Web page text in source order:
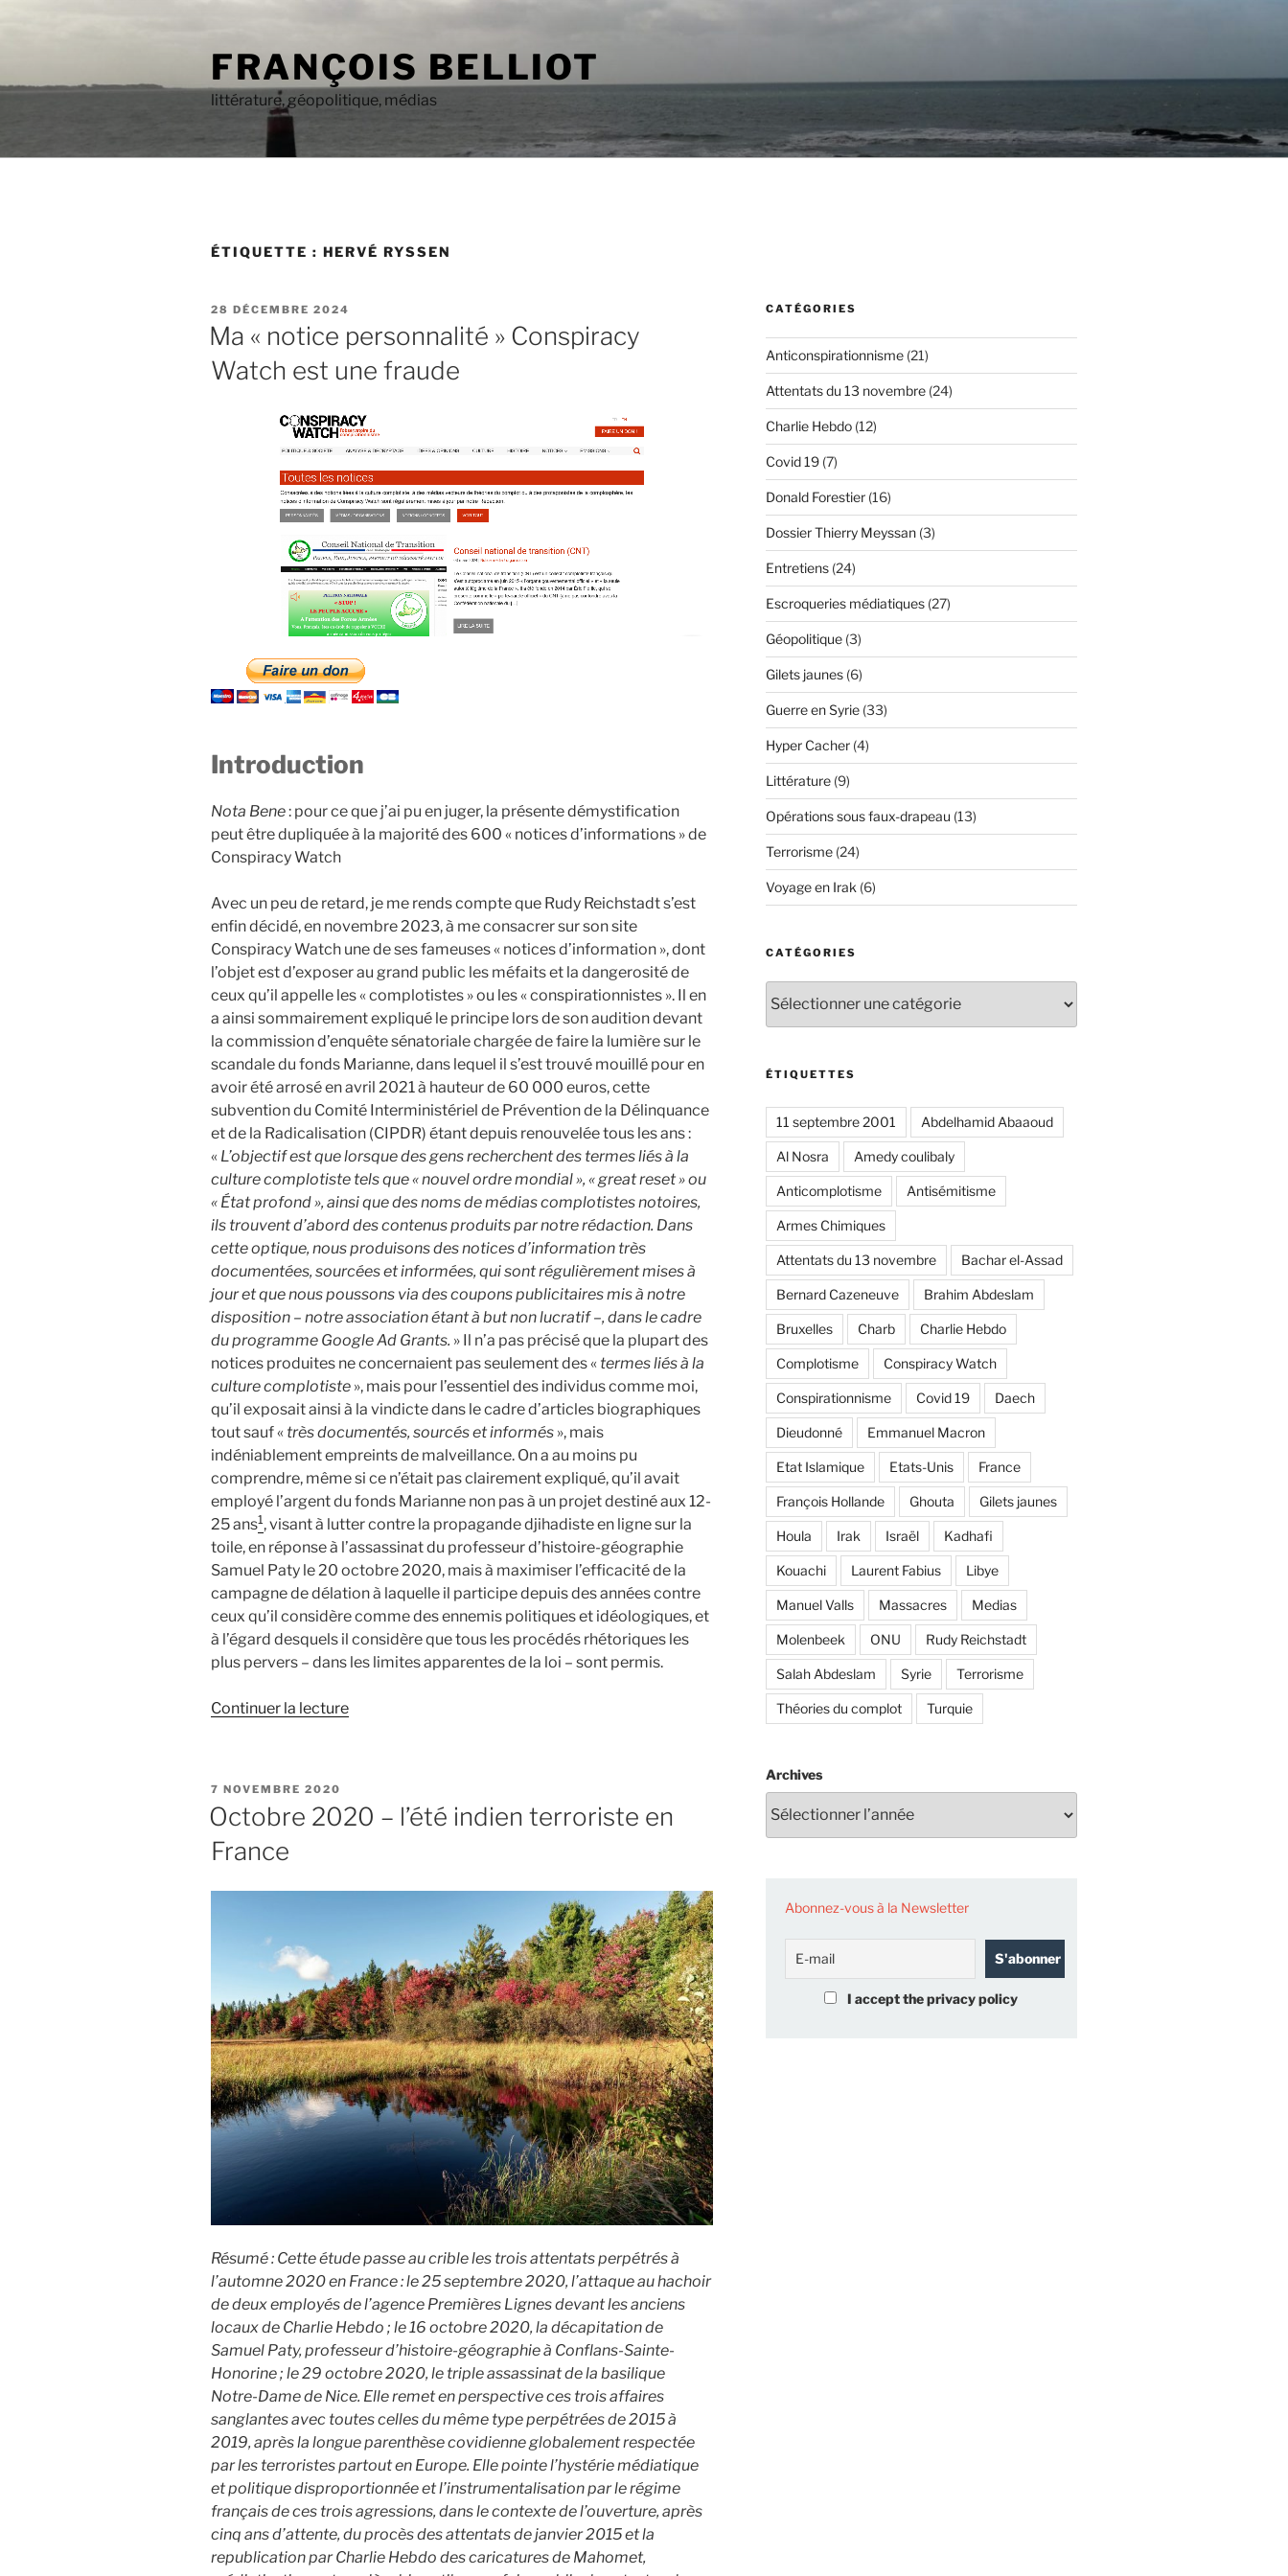
FRANÇOIS BELLIOT
littérature, géopolitique, médias
ÉTIQUETTE : HERVÉ RYSSEN
PUBLIÉ
LE
28 DÉCEMBRE 2024
Ma « notice personnalité » Conspiracy
Watch est une fraude
Introduction
Nota Bene: pour ce que j’ai pu en juger, la présente démystification
peut être dupliquée à la majorité des 600 « notices d’informations » de
Conspiracy Watch
Avec un peu de retard, je me rends compte que Rudy Reichstadt s’est
enfin décidé, en novembre 2023, à me consacrer sur son site
Conspiracy Watch une de ses fameuses « notices d’information », dont
l’objet est d’exposer au grand public les méfaits et la dangerosité de
ceux qu’il appelle les « complotistes » ou les « conspirationnistes ». Il en
a ainsi sommairement expliqué le principe lors de son audition devant
la commission d’enquête sénatoriale chargée de faire la lumière sur le
scandale du fonds Marianne, dans lequel il s’est trouvé mouillé pour en
avoir été arrosé en avril 2021 à hauteur de 60 000 euros, cette
subvention du Comité Interministériel de Prévention de la Délinquance
et de la Radicalisation (CIPDR) étant depuis renouvelée tous les ans :
« L’objectif est que lorsque des gens recherchent des termes liés à la
culture complotiste tels que « nouvel ordre mondial », « great reset » ou
« État profond », ainsi que des noms de médias complotistes notoires,
ils trouvent d’abord des contenus produits par notre rédaction. Dans
cette optique, nous produisons des notices d’information très
documentées, sourcées et informées, qui sont régulièrement mises à
jour et que nous poussons via des coupons publicitaires mis à notre
disposition – notre association étant à but non lucratif –, dans le cadre
du programme Google Ad Grants. » Il n’a pas précisé que la plupart des
notices produites ne concernaient pas seulement des « termes liés à la
culture complotiste », mais pour l’essentiel des individus comme moi,
qu’il exposait ainsi à la vindicte dans le cadre d’articles biographiques
tout sauf « très documentés, sourcés et informés », mais
indéniablement empreints de malveillance. On a au moins pu
comprendre, même si ce n’était pas clairement expliqué, qu’il avait
employé l’argent du fonds Marianne non pas à un projet destiné aux 12-
25 ans1, visant à lutter contre la propagande djihadiste en ligne sur la
toile, en réponse à l’assassinat du professeur d’histoire-géographie
Samuel Paty le 20 octobre 2020, mais à maximiser l’efficacité de la
campagne de délation à laquelle il participe depuis des années contre
ceux qu’il considère comme des ennemis politiques et idéologiques, et
à l’égard desquels il considère que tous les procédés rhétoriques les
plus pervers – dans les limites apparentes de la loi – sont permis.
Continuer la lecturede
Watch
fraude »
PUBLIÉ
LE
7 NOVEMBRE 2020
Octobre 2020 – l’été indien terroriste en
France
Résumé : Cette étude passe au crible les trois attentats perpétrés à
l’automne 2020 en France : le 25 septembre 2020, l’attaque au hachoir
de deux employés de l’agence Premières Lignes devant les anciens
locaux de Charlie Hebdo ; le 16 octobre 2020, la décapitation de
Samuel Paty, professeur d’histoire-géographie à Conflans-Sainte-
Honorine ; le 29 octobre 2020, le triple assassinat de la basilique
Notre-Dame de Nice. Elle remet en perspective ces trois affaires
sanglantes avec toutes celles du même type perpétrées de 2015 à
2019, après la longue parenthèse covidienne globalement respectée
par les terroristes partout en Europe. Elle pointe l’hystérie médiatique
et politique disproportionnée et l’instrumentalisation par le régime
français de ces trois agressions, dans le contexte de l’ouverture, après
cinq ans d’attente, du procès des attentats de janvier 2015 et la
republication par Charlie Hebdo des caricatures de Mahomet,
CATÉGORIES
Anticonspirationnisme(21)
Attentats du 13 novembre(24)
Charlie Hebdo(12)
Covid 19(7)
Donald Forestier(16)
Dossier Thierry Meyssan(3)
Entretiens(24)
Escroqueries médiatiques(27)
Géopolitique(3)
Gilets jaunes(6)
Guerre en Syrie(33)
Hyper Cacher(4)
Littérature(9)
Opérations sous faux-drapeau (13)
Terrorisme(24)
Voyage en Irak (6)
CATÉGORIES
ÉTIQUETTES
11 septembre 2001 Abdelhamid Abaaoud
Al Nosra Amedy coulibaly
Anticomplotisme Antisémitisme
Armes Chimiques
Attentats du 13 novembre Bachar el-Assad
Bernard Cazeneuve Brahim Abdeslam
Bruxelles Charb Charlie Hebdo
Complotisme Conspiracy Watch
Conspirationnisme Covid 19 Daech
Dieudonné Emmanuel Macron
Etat Islamique Etats-Unis France
François Hollande Ghouta Gilets jaunes
Houla Irak Israël Kadhafi
Kouachi Laurent Fabius Libye
Manuel Valls Massacres Medias
Molenbeek ONU Rudy Reichstadt
Salah Abdeslam Syrie Terrorisme
Théories du complot Turquie
Archives
Abonnez-vous à la Newsletter
I accept the privacy policy